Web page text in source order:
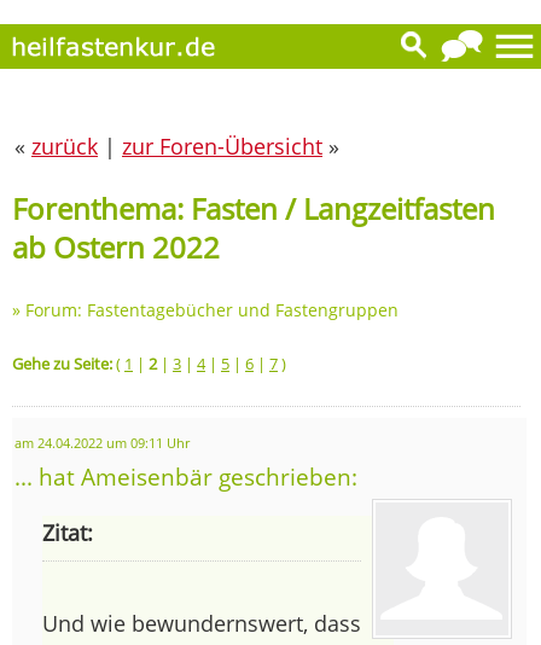
« zurück | zur Foren-Übersicht »
Forenthema: Fasten / Langzeitfasten
ab Ostern 2022
» Forum: Fastentagebücher und Fastengruppen
Gehe zu Seite:( 1 | 2| 3 | 4| 5 | 6 | 7)
am 24.04.2022 um 09:11 Uhr
... hat Ameisenbär geschrieben:
Zitat:
Und wie bewundernswert, dass